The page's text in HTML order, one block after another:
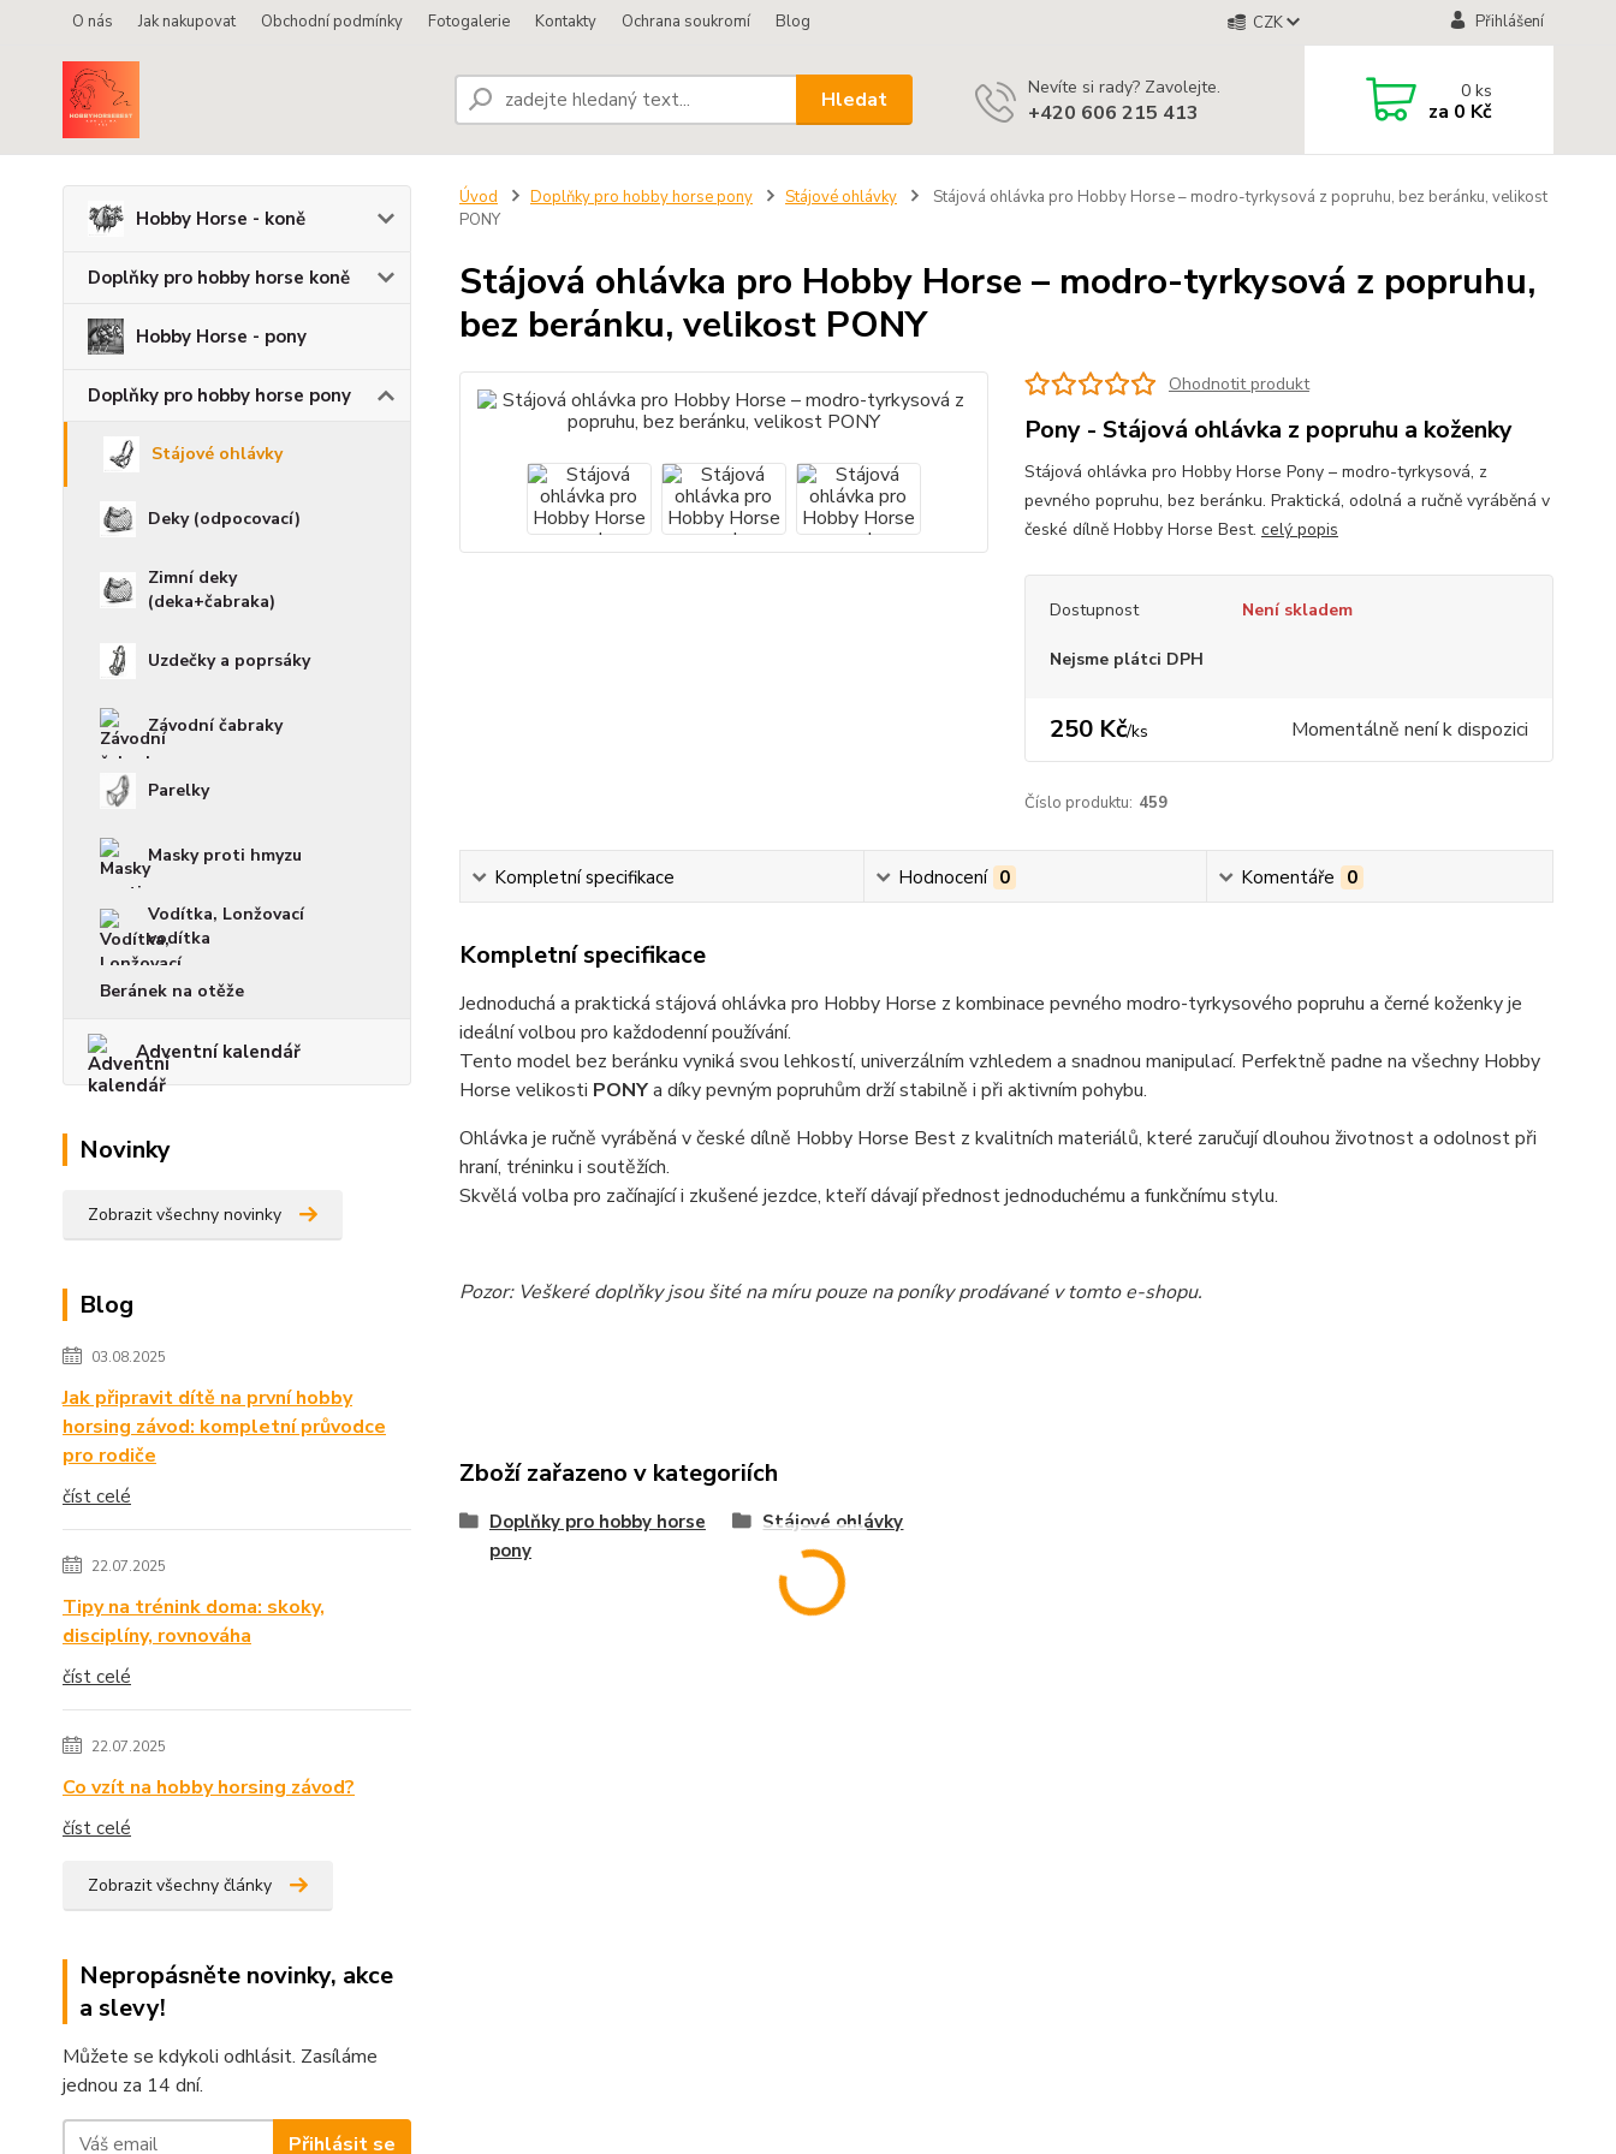
O nás Jak nakupovat Obchodní podmínky Fotogalerie Kontakty Ochrana soukromí Blog CZK Přihlášení
Hledat Nevíte si rady? Zavolejte.
+420 606 215 413
0ks
za 0 Kč
Hobby Horse - koně
Doplňky pro hobby horse koně
Hobby Horse - pony
Doplňky pro hobby horse pony
Stájové ohlávky
Deky (odpocovací)
Zimní deky
(deka+čabraka)
Uzdečky a poprsáky
Závodní čabraky
Parelky
Masky proti hmyzu
Vodítka, Lonžovací
vodítka
Beránek na otěže
Adventní kalendář
Novinky
Zobrazit všechny novinky
Blog
03.08.2025
Jak připravit dítě na první hobby
horsing závod: kompletní průvodce
pro rodiče
číst celé
22.07.2025
Tipy na trénink doma: skoky,
disciplíny, rovnováha
číst celé
22.07.2025
Co vzít na hobby horsing závod?
číst celé
Zobrazit všechny články
Nepropásněte novinky, akce
a slevy!
Můžete se kdykoli odhlásit. Zasíláme
jednou za 14 dní.
Přihlásit se
Úvod Doplňky pro hobby horse pony Stájové ohlávky
Stájová ohlávka pro Hobby Horse – modro-tyrkysová z popruhu, bez beránku, velikost
PONY
Stájová ohlávka pro Hobby Horse – modro-tyrkysová z popruhu,
bez beránku, velikost PONY
Ohodnotit produkt
Pony - Stájová ohlávka z popruhu a koženky
Stájová ohlávka pro Hobby Horse Pony – modro-tyrkysová, z
pevného popruhu, bez beránku. Praktická, odolná a ručně vyráběná v
české dílně Hobby Horse Best. celý popis
Dostupnost Není skladem
Nejsme plátci DPH
250 Kč/ks Momentálně není k dispozici
Číslo produktu: 459
Kompletní specifikace Hodnocení 0 Komentáře 0
Kompletní specifikace
Jednoduchá a praktická stájová ohlávka pro Hobby Horse z kombinace pevného modro-tyrkysového popruhu a černé koženky je
ideální volbou pro každodenní používání.
Tento model bez beránku vyniká svou lehkostí, univerzálním vzhledem a snadnou manipulací. Perfektně padne na všechny Hobby
Horse velikosti PONYa díky pevným popruhům drží stabilně i při aktivním pohybu.
Ohlávka je ručně vyráběná v české dílně Hobby Horse Best z kvalitních materiálů, které zaručují dlouhou životnost a odolnost při
hraní, tréninku i soutěžích.
Skvělá volba pro začínající i zkušené jezdce, kteří dávají přednost jednoduchému a funkčnímu stylu.
Pozor: Veškeré doplňky jsou šité na míru pouze na poníky prodávané v tomto e-shopu.
Zboží zařazeno v kategoriích
Doplňky pro hobby horse
pony
Stájové ohlávky